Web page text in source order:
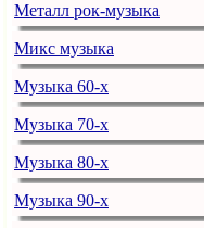
Металл рок-музыка
Микс музыка
Музыка 60-х
Музыка 70-х
Музыка 80-х
Музыка 90-х